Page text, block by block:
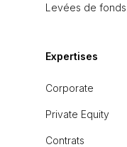
Levées de fonds
Expertises
Corporate
Private Equity
Contrats